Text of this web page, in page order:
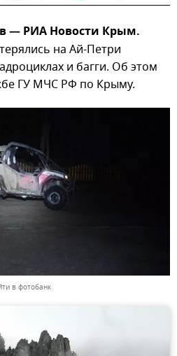
— РИА Новости Крым.
на Ай-Петри
и багги. Об этом
ГУ МЧС РФ по Крыму.
в фотобанк